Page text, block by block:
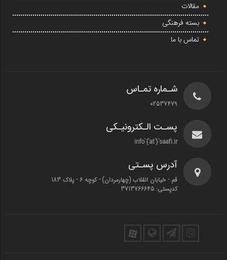
مقالات
بسته فرهنگی
تماس با ما
شـماره تمـاس
02537479
پسـت الـکترونیـکی
info`{`at`}`saafi.ir
آدرس پسـتی
قم - خیابان انقلاب (چهارمردان)‌ - کوچه 6 - پلاک 183
کدپستی: 3713766645